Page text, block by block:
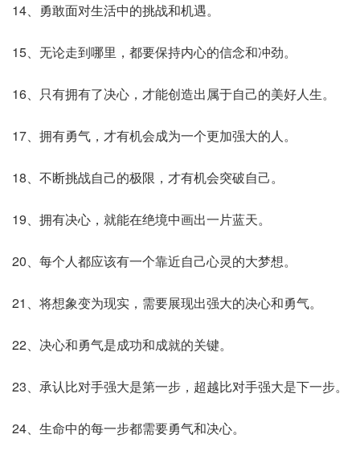
14、勇敢面对生活中的挑战和机遇。
15、无论走到哪里，都要保持内心的信念和冲劲。
16、只有拥有了决心，才能创造出属于自己的美好人生。
17、拥有勇气，才有机会成为一个更加强大的人。
18、不断挑战自己的极限，才有机会突破自己。
19、拥有决心，就能在绝境中画出一片蓝天。
20、每个人都应该有一个靠近自己心灵的大梦想。
21、将想象变为现实，需要展现出强大的决心和勇气。
22、决心和勇气是成功和成就的关键。
23、承认比对手强大是第一步，超越比对手强大是下一步。
24、生命中的每一步都需要勇气和决心。